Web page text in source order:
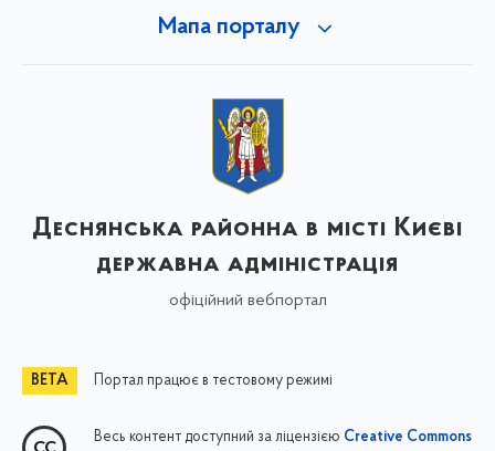
Мапа порталу
Деснянська районна в місті Києві
державна адміністрація
офіційний вебпортал
Портал працює в тестовому режимі
Весь контент доступний за ліцензією Creative Commons